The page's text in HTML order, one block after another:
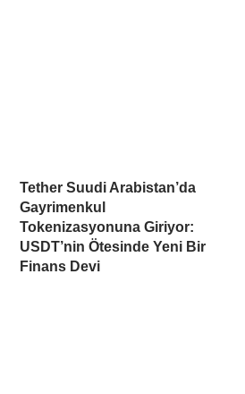
Tether Suudi Arabistan’da
Gayrimenkul
Tokenizasyonuna Giriyor:
USDT’nin Ötesinde Yeni Bir
Finans Devi